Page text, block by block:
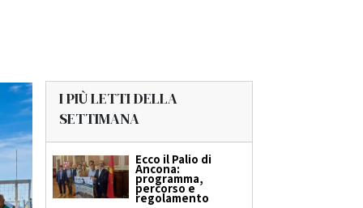
I PIÙ LETTI DELLA
SETTIMANA
Ecco il Palio di
Ancona:
programma,
percorso e
regolamento